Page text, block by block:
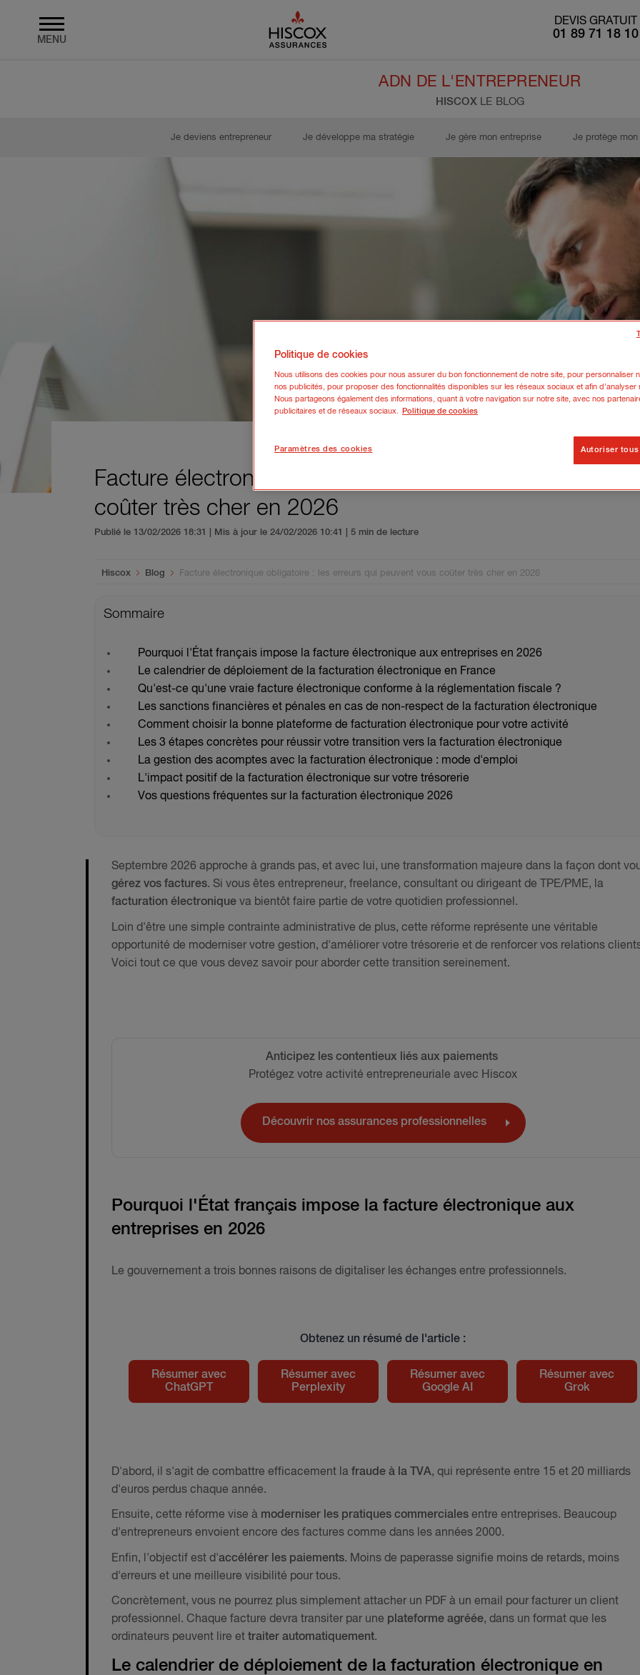
MENU
DEVIS GRATUIT
01 89 71 18 10
ADN DE L'ENTREPRENEUR
HISCOX LE BLOG
Je deviens entrepreneur Je développe ma stratégie Je gère mon entreprise Je protège
Facture électronique obligatoire : les erreurs qui
coûter très cher en 2026
Publié le 13/02/2026 18:31 | Mis à jour le 24/02/2026 10:41 | 5 min de lecture
You are here:
Hiscox Blog Facture électronique obligatoire : les erreurs qui peuvent vous coûter très cher en 2026
Sommaire
Pourquoi l'État français impose la facture électronique aux entreprises en 2026
Le calendrier de déploiement de la facturation électronique en France
Qu'est-ce qu'une vraie facture électronique conforme à la réglementation fiscale ?
Les sanctions financières et pénales en cas de non-respect de la facturation électronique
Comment choisir la bonne plateforme de facturation électronique pour votre activité
Les 3 étapes concrètes pour réussir votre transition vers la facturation électronique
La gestion des acomptes avec la facturation électronique : mode d'emploi
L'impact positif de la facturation électronique sur votre trésorerie
Vos questions fréquentes sur la facturation électronique 2026
Septembre 2026 approche à grands pas, et avec lui, une transformation majeure dans la façon dont
gérez vos factures. Si vous êtes entrepreneur, freelance, consultant ou dirigeant de TPE/PME, la
facturation électroniqueva bientôt faire partie de votre quotidien professionnel.
Loin d'être une simple contrainte administrative de plus, cette réforme représente une véritable
opportunité de moderniser votre gestion, d'améliorer votre trésorerie et de renforcer vos relations
Voici tout ce que vous devez savoir pour aborder cette transition sereinement.
Anticipez les contentieux liés aux paiements
Protégez votre activité entrepreneuriale avec Hiscox
Découvrir nos assurances professionnelles
Pourquoi l'État français impose la facture électronique aux
entreprises en 2026
Le gouvernement a trois bonnes raisons de digitaliser les échanges entre professionnels.
Obtenez un résumé de l'article :
Résumer avec
ChatGPT
Résumer avec
Perplexity
Résumer avec
Google AI
Résumer avec
Grok
D'abord, il s'agit de combattre efficacement la fraude à la TVA, qui représente entre 15 et 20 milliards
d'euros perdus chaque année.
Ensuite, cette réforme vise à moderniser les pratiques commercialesentre entreprises. Beaucoup
d'entrepreneurs envoient encore des factures comme dans les années 2000.
Enfin, l'objectif est d'accélérer les paiements. Moins de paperasse signifie moins de retards, moins
d'erreurs et une meilleure visibilité pour tous.
Concrètement, vous ne pourrez plus simplement attacher un PDF à un email pour facturer un client
professionnel. Chaque facture devra transiter par une plateforme agréée, dans un format que les
ordinateurs peuvent lire et traiter automatiquement.
Le calendrier de déploiement de la facturation électronique en
Politique de cookies
Nous utilisons des cookies pour nous assurer du bon fonctionnement de notre site, pour personnaliser
nos publicités, pour proposer des fonctionnalités disponibles sur les réseaux sociaux et afin d’analyser
Nous partageons également des informations, quant à votre navigation sur notre site, avec nos
publicitaires et de réseaux sociaux. Politique de cookies
Paramètres des cookies Autoriser